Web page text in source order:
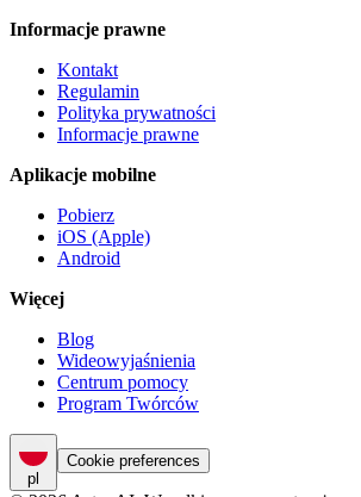
Informacje prawne
Kontakt
Regulamin
Polityka prywatności
Informacje prawne
Aplikacje mobilne
Pobierz
iOS (Apple)
Android
Więcej
Blog
Wideowyjaśnienia
Centrum pomocy
Program Twórców
pl
Cookie preferences